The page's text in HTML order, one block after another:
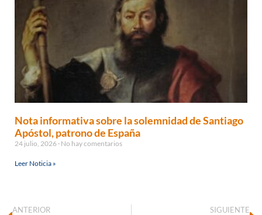
Nota informativa sobre la solemnidad de Santiago
Apóstol, patrono de España
24 julio, 2026 No hay comentarios
Leer Noticia »
ANTERIOR SIGUIENTE